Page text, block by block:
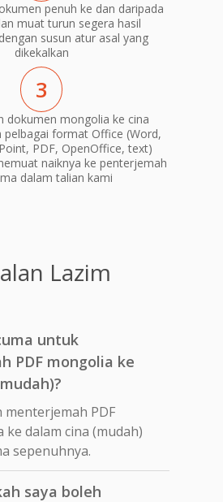
penuh ke dan daripada
muat turun segera hasil
susun atur asal yang
dikekalkan
3
dokumen mongolia ke cina
pelbagai format Office (Word,
PDF, OpenOffice, text)
naiknya ke penterjemah
dalam talian kami
Lazim
untuk
PDF mongolia ke
menterjemah PDF
ke dalam cina (mudah)
sepenuhnya.
saya boleh